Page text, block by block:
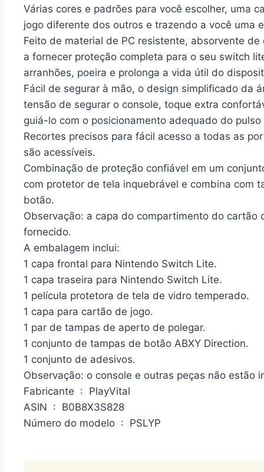
Capa protetora ZealProtect
Acesse a loja
Capa protetora regular
Acesse a loja
Capa protetora ZealProtect
Acesse a loja
Gatinho fofo
Recomendações de Halloween
Acesse a loja
Tampas de Aderência para
Acesse a loja
Várias cores e padrões para você escolher, uma
jogo diferente dos outros e trazendo a você uma
Feito de material de PC resistente, absorvente
a fornecer proteção completa para o seu switch
arranhões, poeira e prolonga a vida útil do
Fácil de segurar à mão, o design simplificado da
tensão de segurar o console, toque extra
guiá-lo com o posicionamento adequado do pulso
Recortes precisos para fácil acesso a todas as
são acessíveis.
Combinação de proteção confiável em um
com protetor de tela inquebrável e combina com
botão.
Observação: a capa do compartimento do cartão
fornecido.
A embalagem inclui:
1 capa frontal para Nintendo Switch Lite.
1 capa traseira para Nintendo Switch Lite.
1 película protetora de tela de vidro temperado.
1 capa para cartão de jogo.
1 par de tampas de aperto de polegar.
1 conjunto de tampas de botão ABXY Direction.
1 conjunto de adesivos.
Observação: o console e outras peças não estão
Fabricante ‏ : ‎ PlayVital
ASIN ‏ : ‎ B0B8X3S828
Número do modelo ‏ : ‎ PSLYP